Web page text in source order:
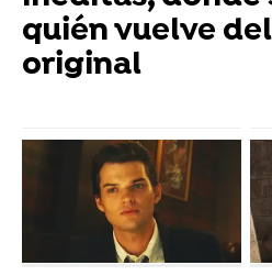
quién vuelve
original